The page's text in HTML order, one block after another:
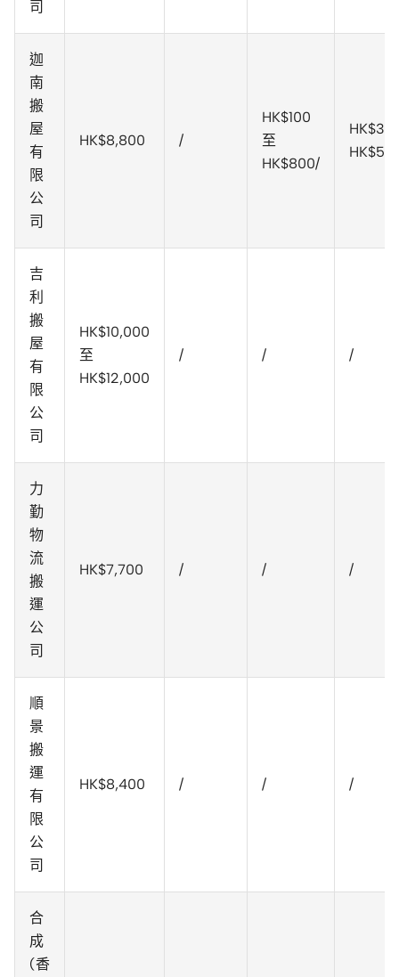
司
迦
南
搬
屋
有
限
公
司
HK$8,800 /
HK$100
至
HK$800/
HK$30
吉
利
搬
屋
有
限
公
司
HK$10,000
至
HK$12,000
/ / /
力
勤
物
流
搬
運
公
司
HK$7,700 / / /
順
景
搬
運
有
限
公
司
HK$8,400 / / /
合
成
(香